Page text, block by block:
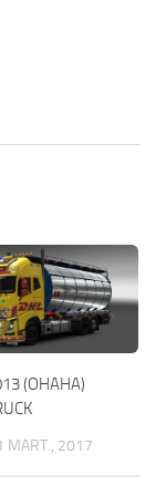
(OHAHA)
MART., 2017